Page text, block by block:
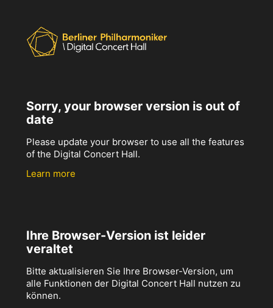
Sorry, your browser version is out of
date
Please update your browser to use all the features
of the Digital Concert Hall.
Learn more
Ihre Browser-Version ist leider
veraltet
Bitte aktualisieren Sie Ihre Browser-Version, um
alle Funktionen der Digital Concert Hall nutzen zu
können.